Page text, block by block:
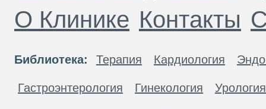
О Клинике Контакты
Библиотека: Терапия Кардиология
Гастроэнтерология Гинекология Урология